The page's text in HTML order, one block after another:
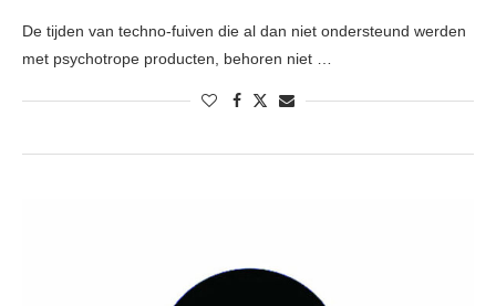
De tijden van techno-fuiven die al dan niet ondersteund werden
met psychotrope producten, behoren niet …